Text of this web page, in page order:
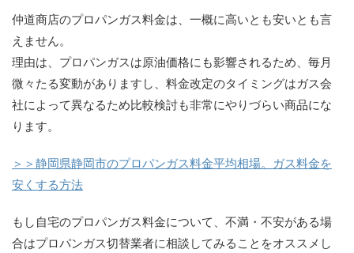
仲道商店のプロパンガス料金は、一概に高いとも安いとも言
えません。
理由は、プロパンガスは原油価格にも影響されるため、毎月
微々たる変動がありますし、料金改定のタイミングはガス会
社によって異なるため比較検討も非常にやりづらい商品にな
ります。
＞＞静岡県静岡市のプロパンガス料金平均相場。ガス料金を
安くする方法
もし自宅のプロパンガス料金について、不満・不安がある場
合はプロパンガス切替業者に相談してみることをオススメし